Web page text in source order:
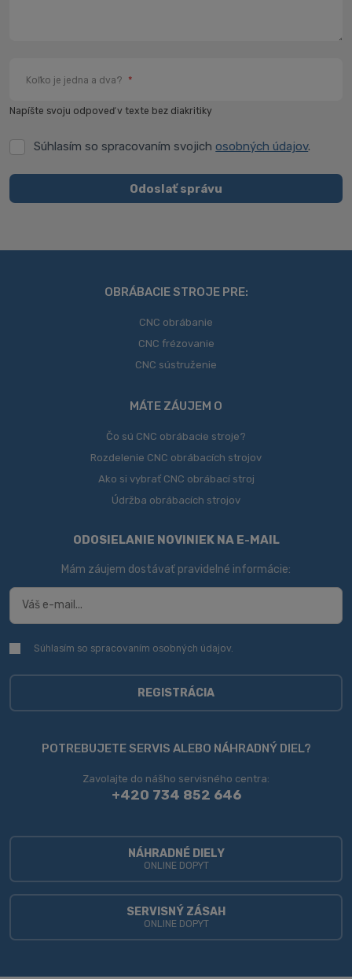
Koľko je jedna a dva? *
Napíšte svoju odpoveď v texte bez diakritiky
Súhlasím
spracovaním
svojich
Súhlasím so spracovaním svojichosobných údajov.
Odoslať správu
OBRÁBACIE STROJE PRE:
CNC obrábanie
CNC frézovanie
CNC sústruženie
MÁTE ZÁUJEM O
Čo sú CNC obrábacie stroje?
Rozdelenie CNC obrábacích strojov
Ako si vybrať CNC obrábací stroj
Údržba obrábacích strojov
ODOSIELANIE NOVINIEK NA E-MAIL
Mám záujem dostávať pravidelné informácie:
Súhlasím
spracovaním
Súhlasím so spracovaním osobných údajov.
REGISTRÁCIA
sa
nepodarilo
POTREBUJETE SERVIS ALEBO NÁHRADNÝ DIEL?
Zavolajte do nášho servisného centra:
+420 734 852 646
NÁHRADNÉ DIELY
ONLINE DOPYT
SERVISNÝ ZÁSAH
ONLINE DOPYT